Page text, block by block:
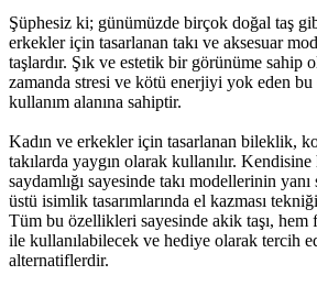
Şüphesiz ki; günümüzde birçok doğal taş
erkekler için tasarlanan takı ve aksesuar
taşlardır. Şık ve estetik bir görünüme sahip
zamanda stresi ve kötü enerjiyi yok eden
kullanım alanına sahiptir.
Kadın ve erkekler için tasarlanan bileklik,
takılarda yaygın olarak kullanılır.
saydamlığı sayesinde takı modellerinin yanı
üstü isimlik tasarımlarında el kazması
Tüm bu özellikleri sayesinde akik taşı, hem
ile kullanılabilecek ve hediye olarak tercih
alternatiflerdir.